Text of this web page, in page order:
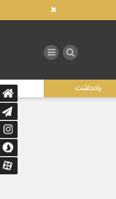
یادداشتتاثیر عدالت در توزیع امکانات